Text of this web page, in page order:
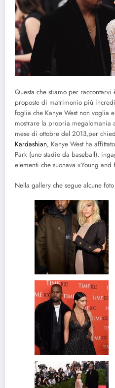
Questa che stiamo per raccontarvi
proposte di matrimonio più
foglia che Kanye West non voglia
mostrare la propria megalomania
mese di ottobre del 2013,per
Kardashian, Kanye West ha
Park (uno stadio da baseball),
elementi che suonava «Young and
Nella gallery che segue alcune